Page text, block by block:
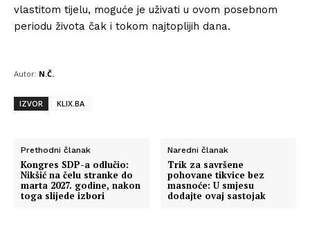
vlastitom tijelu, moguće je uživati u ovom posebnom
periodu života čak i tokom najtoplijih dana.
Autor: N.Č.
IZVOR KLIX.BA
Prethodni članak
Kongres SDP-a odlučio:
Nikšić na čelu stranke do
marta 2027. godine, nakon
toga slijede izbori
Naredni članak
Trik za savršene
pohovane tikvice bez
masnoće: U smjesu
dodajte ovaj sastojak